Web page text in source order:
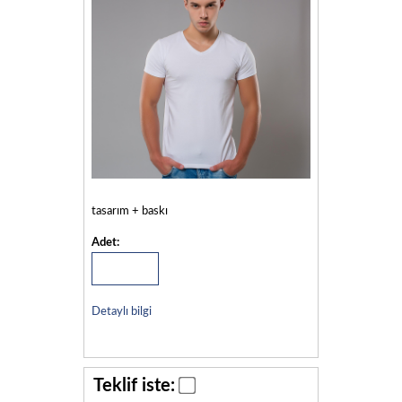
tasarım + baskı
Adet:
Detaylı bilgi
Teklif iste: